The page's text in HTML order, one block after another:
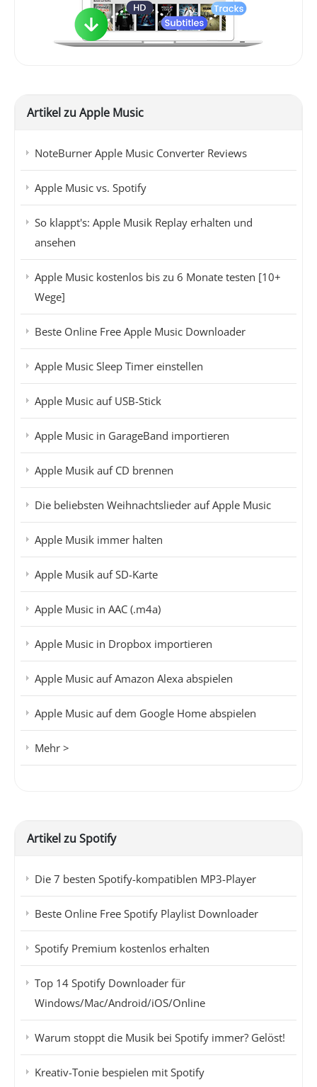
Artikel zu Apple Music
NoteBurner Apple Music Converter Reviews
Apple Music vs. Spotify
So klappt's: Apple Musik Replay erhalten und
ansehen
Apple Music kostenlos bis zu 6 Monate testen [10+
Wege]
Beste Online Free Apple Music Downloader
Apple Music Sleep Timer einstellen
Apple Music auf USB-Stick
Apple Music in GarageBand importieren
Apple Musik auf CD brennen
Die beliebsten Weihnachtslieder auf Apple Music
Apple Musik immer halten
Apple Musik auf SD-Karte
Apple Music in AAC (.m4a)
Apple Music in Dropbox importieren
Apple Music auf Amazon Alexa abspielen
Apple Music auf dem Google Home abspielen
Mehr >
Artikel zu Spotify
Die 7 besten Spotify-kompatiblen MP3-Player
Beste Online Free Spotify Playlist Downloader
Spotify Premium kostenlos erhalten
Top 14 Spotify Downloader für
Windows/Mac/Android/iOS/Online
Warum stoppt die Musik bei Spotify immer? Gelöst!
Kreativ-Tonie bespielen mit Spotify